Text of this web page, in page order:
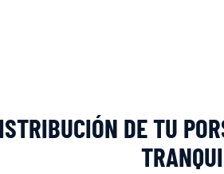
DE TU